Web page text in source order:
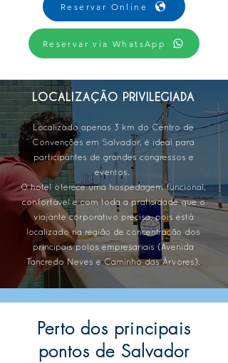
Reservar Online
Reservar via WhatsApp
LOCALIZAÇÃO PRIVILEGIADA
Localizado apenas 3 km do Centro de
Convenções em Salvador, é ideal para
participantes de grandes congressos e
eventos.
O hotel oferece uma hospedagem funcional,
confortável e com toda a praticidade que o
viajante corporativo precisa, pois está
localizado na região de concentração dos
principais polos empresariais (Avenida
Tancredo Neves e Caminho das Árvores).
Perto dos principais
pontos de Salvador